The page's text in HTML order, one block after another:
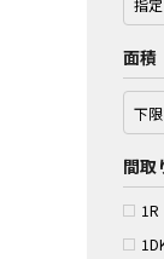
面積
間取
1R